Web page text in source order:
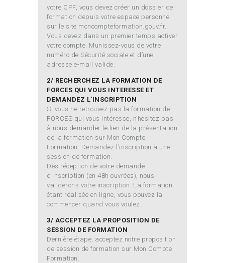
votre CPF, vous devez créer un dossier de
formation depuis votre espace personnel
sur le site moncompteformation.gouv.fr.
Vous devez dans un premier temps activer
votre compte. Munissez-vous de votre
numéro de Sécurité sociale et d’une
adresse e-mail valide.
2/ RECHERCHEZ LA FORMATION DE
FORCES QUI VOUS INTERESSE ET
DEMANDEZ L’INSCRIPTION
Si vous ne retrouvez pas la formation de
FORCES qui vous intéresse, n’hésitez pas
à nous demander le lien de la présentation
de la formation sur Mon Compte
Formation. Demandez l’inscription à une
session de formation.
Dès réception de votre demande
d’inscription (en 48h ouvrées), nous
validerons votre inscription. La formation
étant réalisée en ligne, vous pouvez la
commencer quand vous voulez.
3/ ACCEPTEZ LA PROPOSITION DE
SESSION DE FORMATION
Dernière étape, acceptez notre proposition
de session de formation sur Mon Compte
Formation.